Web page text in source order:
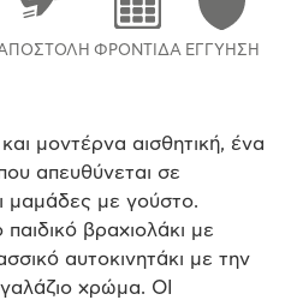
ΦΡΟΝΤΊΔΑ ΕΓΓΎΗΣΗ
μοντέρνα αισθητική, ένα
απευθύνεται σε
μαμάδες με γούστο.
βραχιολάκι με
αυτοκινητάκι με την
χρώμα. ΟΙ